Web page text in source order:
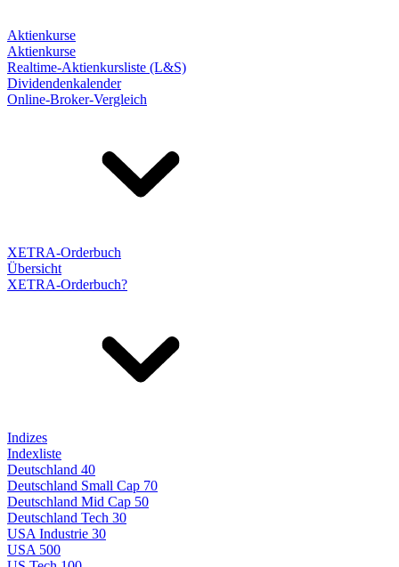
Aktienkurse
Aktienkurse
Realtime-Aktienkursliste (L&S)
Dividendenkalender
Online-Broker-Vergleich
XETRA-Orderbuch
Übersicht
XETRA-Orderbuch?
Indizes
Indexliste
Deutschland 40
Deutschland Small Cap 70
Deutschland Mid Cap 50
Deutschland Tech 30
USA Industrie 30
USA 500